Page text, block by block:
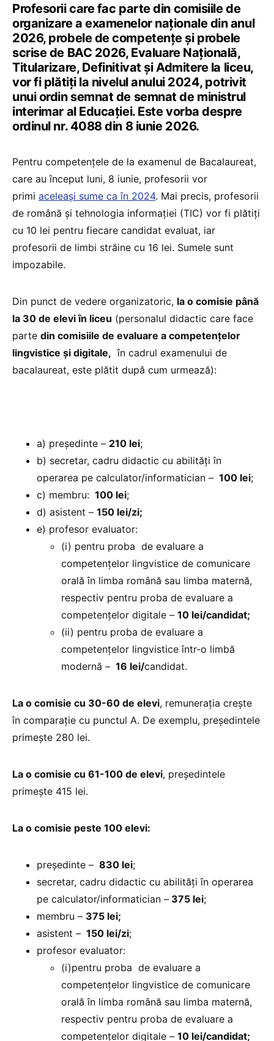
Profesorii care fac parte din comisiile de
organizare a examenelor naționale din anul
2026, probele de competențe și probele
scrise de BAC 2026, Evaluare Națională,
Titularizare, Definitivat și Admitere la liceu,
vor fi plătiți la nivelul anului 2024, potrivit
unui ordin semnat de semnat de ministrul
interimar al Educației. Este vorba despre
ordinul nr. 4088 din 8 iunie 2026.
Pentru competențele de la examenul de Bacalaureat,
care au început luni, 8 iunie, profesorii vor
primi aceleași sume ca în 2024. Mai precis, profesorii
de română și tehnologia informației (TIC) vor fi plătiți
cu 10 lei pentru fiecare candidat evaluat, iar
profesorii de limbi străine cu 16 lei. Sumele sunt
impozabile.
Din punct de vedere organizatoric, la o comisie până
la 30 de elevi în liceu (personalul didactic care face
parte din comisiile de evaluare a competențelor
lingvistice și digitale, în cadrul examenului de
bacalaureat, este plătit după cum urmează):
a) președinte – 210 lei;
b) secretar, cadru didactic cu abilități în
operarea pe calculator/informatician – 100 lei;
c) membru: 100 lei;
d) asistent – 150 lei/zi;
e) profesor evaluator:
(i) pentru proba de evaluare a
competențelor lingvistice de comunicare
orală în limba română sau limba maternă,
respectiv pentru proba de evaluare a
competențelor digitale – 10 lei/candidat;
(ii) pentru proba de evaluare a
competențelor lingvistice într-o limbă
modernă – 16 lei/candidat.
La o comisie cu 30-60 de elevi, remunerația crește
în comparație cu punctul A. De exemplu, președintele
primește 280 lei.
La o comisie cu 61-100 de elevi, președintele
primește 415 lei.
La o comisie peste 100 elevi:
președinte – 830 lei;
secretar, cadru didactic cu abilități în operarea
pe calculator/informatician – 375 lei;
membru – 375 lei;
asistent – 150 lei/zi;
profesor evaluator:
(i)pentru proba de evaluare a
competențelor lingvistice de comunicare
orală în limba română sau limba maternă,
respectiv pentru proba de evaluare a
competențelor digitale – 10 lei/candidat;